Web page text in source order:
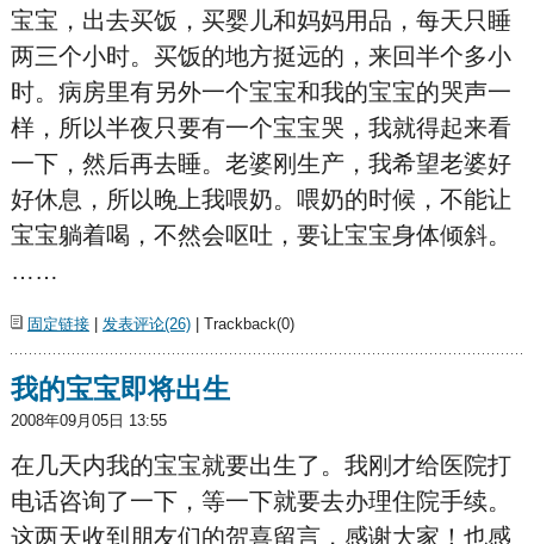
宝宝，出去买饭，买婴儿和妈妈用品，每天只睡
两三个小时。买饭的地方挺远的，来回半个多小
时。病房里有另外一个宝宝和我的宝宝的哭声一
样，所以半夜只要有一个宝宝哭，我就得起来看
一下，然后再去睡。老婆刚生产，我希望老婆好
好休息，所以晚上我喂奶。喂奶的时候，不能让
宝宝躺着喝，不然会呕吐，要让宝宝身体倾斜。
……
固定链接| 发表评论(26)| Trackback(0)
我的宝宝即将出生
2008年09月05日 13:55
在几天内我的宝宝就要出生了。我刚才给医院打
电话咨询了一下，等一下就要去办理住院手续。
这两天收到朋友们的贺喜留言，感谢大家！也感